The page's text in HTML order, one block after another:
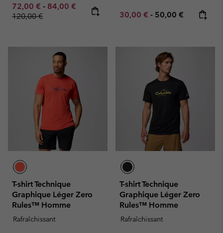
Minimum sale price:
72,00 € - Maximum sale price:
84,00 € Regular price:
120,00 €
Minimum sale price:
30,00 € - Maximum price:
50,00 €
T-shirt Technique
Graphique Léger Zero
Rules™ Homme
Rafraîchissant
T-shirt Technique
Graphique Léger Zero
Rules™ Homme
Rafraîchissant